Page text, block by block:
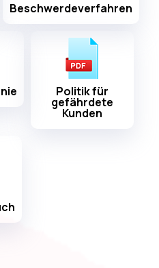
Beschwerdeverfahren
Politik für
gefährdete
Kunden